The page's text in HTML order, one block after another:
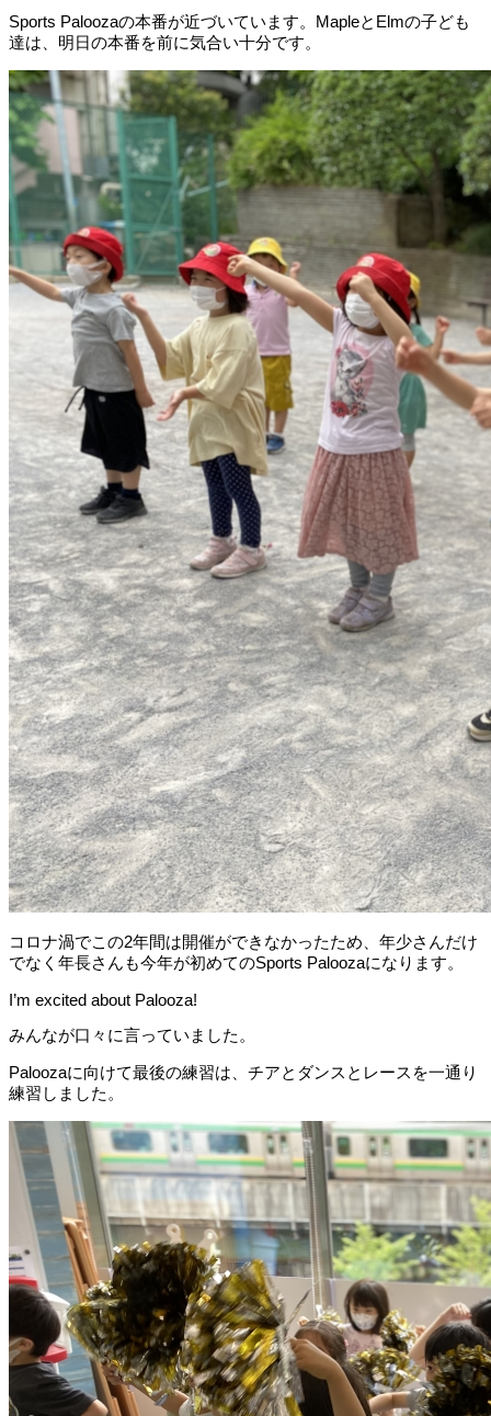
Sports Paloozaの本番が近づいています。MapleとElmの子ども
達は、明日の本番を前に気合い十分です。
コロナ渦でこの2年間は開催ができなかったため、年少さんだけ
でなく年長さんも今年が初めてのSports Paloozaになります。
I’m excited about Palooza!
みんなが口々に言っていました。
Paloozaに向けて最後の練習は、チアとダンスとレースを一通り
練習しました。